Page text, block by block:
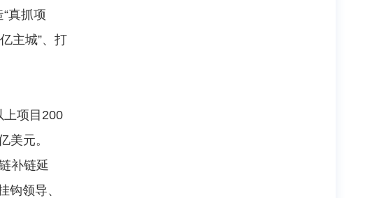
真抓项
主城”、打
上项目200
美元。
补链延
钩领导、